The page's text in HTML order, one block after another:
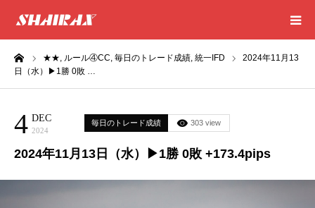
★★, ルール④CC, 毎日のトレード成績, 統一IFD
2024年11月13
日（水）▶1勝 0敗 …
4 DEC
2024
毎日のトレード成績 303 view
2024年11月13日（水）▶1勝 0敗 +173.4pips
HOME
CONSULTING